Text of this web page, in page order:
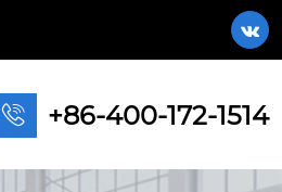

 +86-400-172-1514